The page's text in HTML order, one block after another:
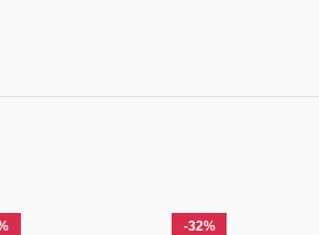
-32%